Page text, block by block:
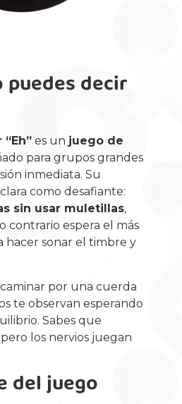
puedes decir
es un juego de
para grupos grandes
inmediata. Su
como desafiante:
sin usar muletillas,
contrario espera el más
hacer sonar el timbre y
por una cuerda
te observan esperando
Sabes que
los nervios juegan
del juego